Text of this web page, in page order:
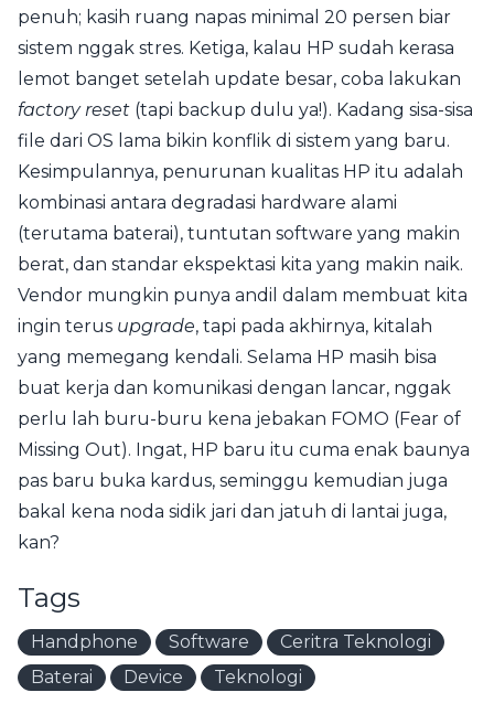
penuh; kasih ruang napas minimal 20 persen biar
sistem nggak stres. Ketiga, kalau HP sudah kerasa
lemot banget setelah update besar, coba lakukan
factory reset (tapi backup dulu ya!). Kadang sisa-sisa
file dari OS lama bikin konflik di sistem yang baru.
Kesimpulannya, penurunan kualitas HP itu adalah
kombinasi antara degradasi hardware alami
(terutama baterai), tuntutan software yang makin
berat, dan standar ekspektasi kita yang makin naik.
Vendor mungkin punya andil dalam membuat kita
ingin terus upgrade, tapi pada akhirnya, kitalah
yang memegang kendali. Selama HP masih bisa
buat kerja dan komunikasi dengan lancar, nggak
perlu lah buru-buru kena jebakan FOMO (Fear of
Missing Out). Ingat, HP baru itu cuma enak baunya
pas baru buka kardus, seminggu kemudian juga
bakal kena noda sidik jari dan jatuh di lantai juga,
kan?
Tags
Handphone Software
Ceritra Teknologi
Baterai
Device Teknologi